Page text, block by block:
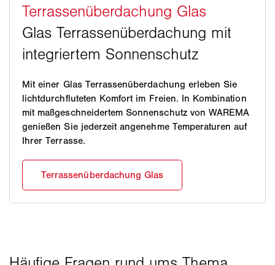
Mit einer Glas Terrassenüberdachung erleben Sie
lichtdurchfluteten Komfort im Freien. In Kombination
mit maßgeschneidertem Sonnenschutz von WAREMA
genießen Sie jederzeit angenehme Temperaturen auf
Ihrer Terrasse.